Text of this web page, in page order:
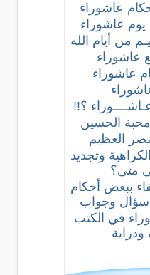
عاشوراء
عاشوراء
من أيام الله
عاشوراء
عاشوراء
؟!!
الحسين
العظيم
وتجديد
متى؟
ببعض أحكام
سؤال وجواب
في الكتب
ودراية